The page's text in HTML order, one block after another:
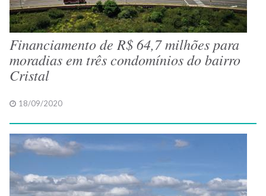
Financiamento de R$ 64,7 milhões para
moradias em três condomínios do bairro
Cristal
18/09/2020